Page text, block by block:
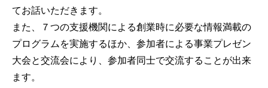
てお話いただきます。
また、７つの支援機関による創業時に必要な情報満載の
プログラムを実施するほか、参加者による事業プレゼン
大会と交流会により、参加者同士で交流することが出来
ます。